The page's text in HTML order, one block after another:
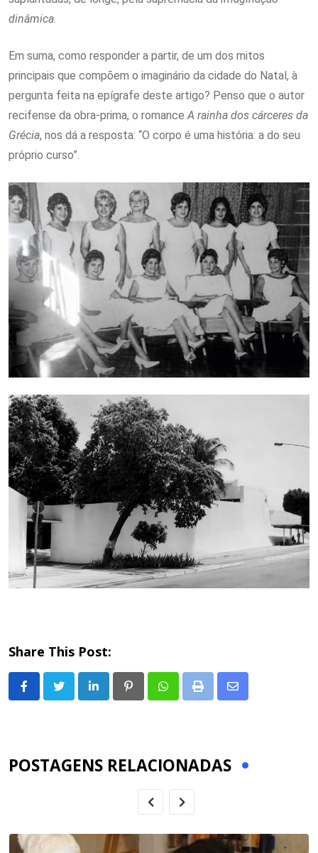
dinâmica.
Em suma, como responder a partir, de um dos mitos
principais que compõem o imaginário da cidade do Natal, à
pergunta feita na epígrafe deste artigo? Penso que o autor
recifense da obra-prima, o romanceA rainha dos cárceres da
Grécia, nos dá a resposta: “O corpo é uma história: a do seu
próprio curso”.
Share This Post:
LinkedIn PinterestWhatsappPrint
Share
POSTAGENS RELACIONADAS